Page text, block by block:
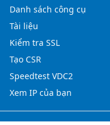
Danh sách công cụ
Tài liệu
Kiểm tra SSL
Tạo CSR
Speedtest VDC2
Xem IP của bạn